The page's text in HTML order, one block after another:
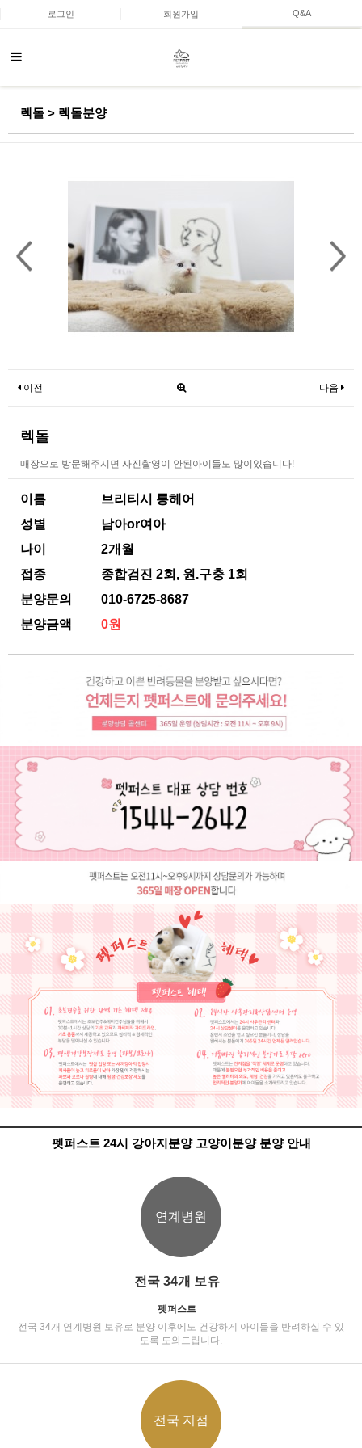
로그인 회원가입 Q&A
렉돌 > 렉돌분양
이전 다음
렉돌
매장으로 방문해주시면 사진촬영이 안된아이들도 많이있습니다!
이름
브리티시 롱헤어
성별
남아or여아
나이
2개월
접종
종합검진 2회, 원.구충 1회
분양문의
010-6725-8687
분양금액
0원
펫퍼스트 24시 강아지분양 고양이분양 분양 안내
연계병원
전국 34개 보유
펫퍼스트
전국 34개 연계병원 보유로 분양 이후에도 건강하게 아이들을 반려하실 수 있
도록 도와드립니다.
전국 지점